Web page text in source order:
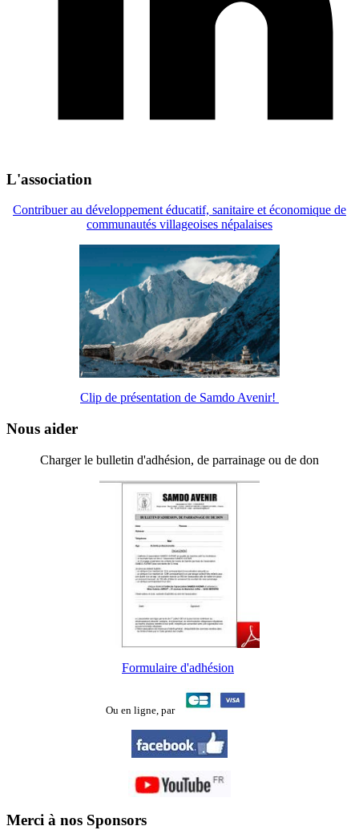
L'association
Contribuer au développement éducatif, sanitaire et économique de
communautés villageoises népalaises
Clip de présentation de Samdo Avenir!
Nous aider
Charger le bulletin d'adhésion, de parrainage ou de don
Formulaire d'adhésion
Ou en ligne, par
Merci à nos Sponsors